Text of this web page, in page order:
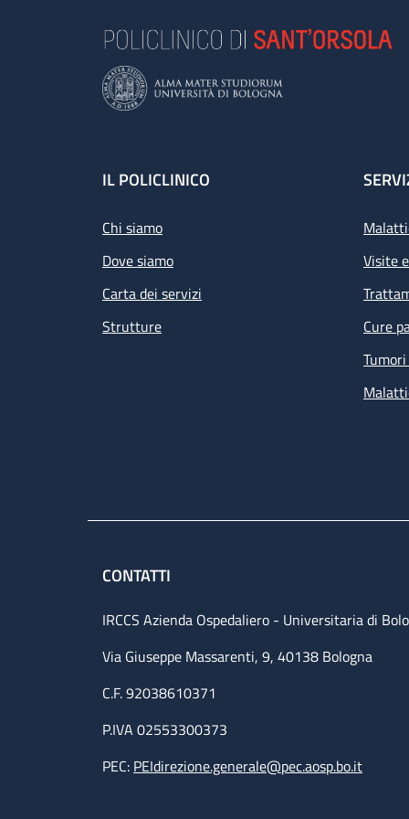
Footer
IL POLICLINICO
Chi siamo
Dove siamo
Carta dei servizi
Strutture
Visite
Cure
CONTATTI
IRCCS Azienda Ospedaliero - Universitaria di
Via Giuseppe Massarenti, 9, 40138 Bologna
C.F. 92038610371
P.IVA 02553300373
PEC: PEIdirezione.generale@pec.aosp.bo.it